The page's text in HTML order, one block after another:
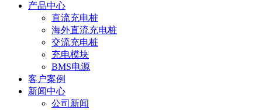
产品中心
直流充电桩
海外直流充电桩
交流充电桩
充电模块
BMS电源
客户案例
新闻中心
公司新闻